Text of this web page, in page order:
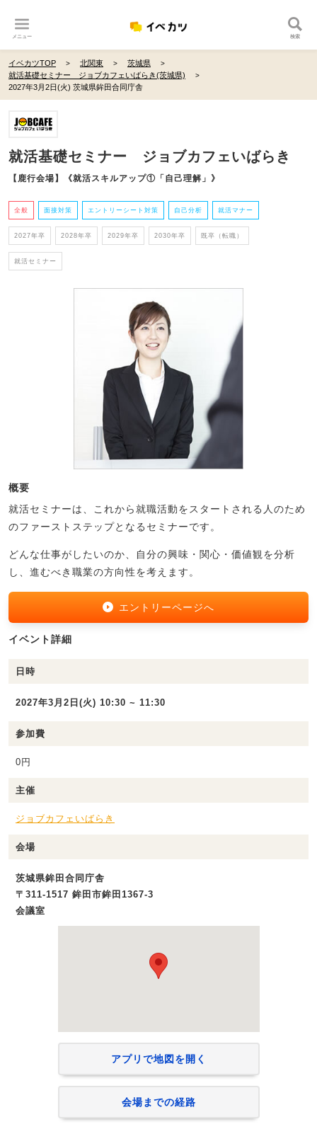
メニュー 検索
イベカツTOP 北関東
茨城県
就活基礎セミナー ジョブカフェいばらき(茨城県)
2027年3月2日(火) 茨城県鉾田合同庁舎
就活基礎セミナー ジョブカフェいばらき
【鹿行会場】《就活スキルアップ①「自己理解」》
全般 面接対策 エントリーシート対策 自己分析 就活マナー
2027年卒 2028年卒 2029年卒 2030年卒 既卒（転職）
就活セミナー
概要
就活セミナーは、これから就職活動をスタートされる人のため
のファーストステップとなるセミナーです。
どんな仕事がしたいのか、自分の興味・関心・価値観を分析
し、進むべき職業の方向性を考えます。
エントリーページへ
イベント詳細
日時
2027年3月2日(火) 10:30 ~ 11:30
参加費
0円
主催
ジョブカフェいばらき
会場
茨城県鉾田合同庁舎
〒311-1517 鉾田市鉾田1367-3
会議室
アプリで地図を開く
会場までの経路